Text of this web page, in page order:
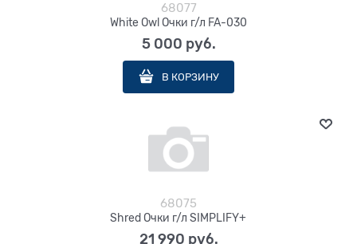
68077
White Owl Очки г/л FA-030
5 000 руб.
В КОРЗИНУ
68075
Shred Очки г/л SIMPLIFY+
21 990 руб.